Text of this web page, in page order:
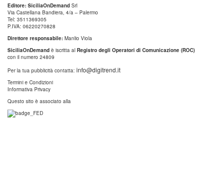
Editore: SiciliaOnDemand Srl
Via Castellana Bandiera, 4/a – Palermo
Tel: 3511369305
P.IVA: 06220270828
Direttore responsabile: Manlio Viola
SiciliaOnDemand è iscritta al Registro degli Operatori di Comunicazione (ROC)
con il numero 24809
Per la tua pubblicità contatta: info@digitrend.it
Termini e Condizioni
Informativa Privacy
Questo sito è associato alla